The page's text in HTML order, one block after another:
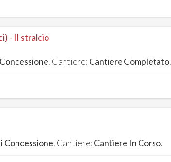
- II stralcio
. Cantiere: Cantiere Completato.
Concessione. Cantiere: Cantiere In Corso.